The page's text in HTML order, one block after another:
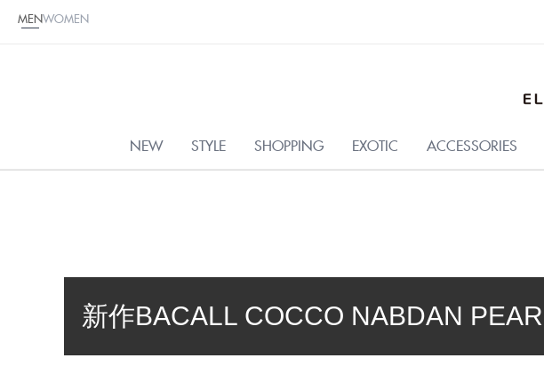
MENWOMEN
NEW STYLE SHOPPING EXOTIC ACCESSORIES
新作BACALL COCCO NABDAN